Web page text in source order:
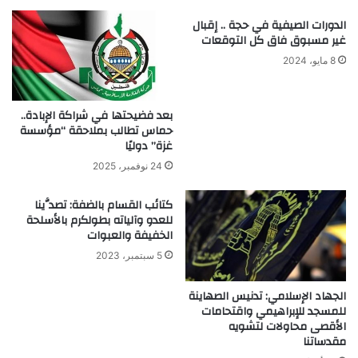
الدورات الصيفية في حجة .. إقبال
غير مسبوق فاق كل التوقعات
8 مايو، 2024
بعد فضيحتها في شراكة الإبادة..
حماس تطالب بملاحقة “مؤسسة
غزة” دوليًا
24 نوفمبر، 2025
الجهاد الإسلامي: تدنيس الصهاينة
للمسجد للإبراهيمي واقتحامات
الأقصى محاولات لتشويه
مقدساتنا
كتائب القسام بالضفة: تصدَّينا
للعدو وآلياته بطولكرم بالأسلحة
الخفيفة والعبوات
5 سبتمبر، 2023